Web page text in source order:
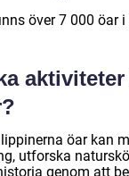
över 7 000 öar
öar kan
utforska
genom att